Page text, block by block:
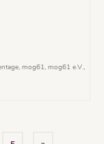
, mog61, mog61 e.V.,